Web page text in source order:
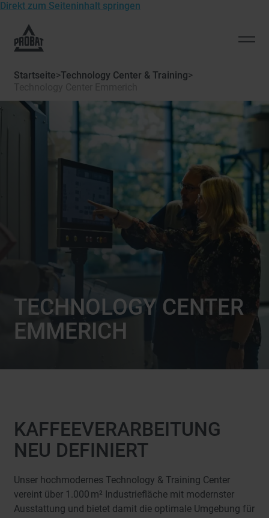
Direkt zum Seiteninhalt springen
von
Startseite>Technology Center & Training>
TECHNOLOGY CENTER
EMMERICH
KAFFEEVERARBEITUNG
NEU DEFINIERT
Unser hochmodernes Technology & Training Center
vereint über 1.000 m² Industriefläche mit modernster
Ausstattung und bietet damit die optimale Umgebung für